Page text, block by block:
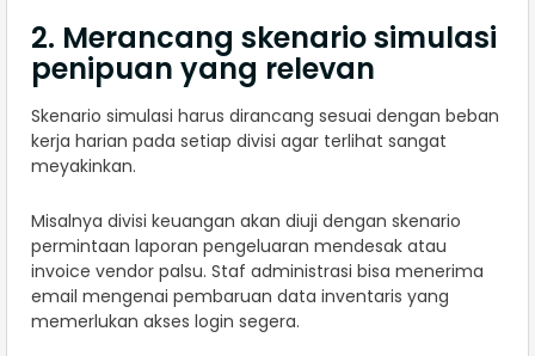
2. Merancang skenario simulasi
penipuan yang relevan
Skenario simulasi harus dirancang sesuai dengan beban
kerja harian pada setiap divisi agar terlihat sangat
meyakinkan.
Misalnya divisi keuangan akan diuji dengan skenario
permintaan laporan pengeluaran mendesak atau
invoice vendor palsu. Staf administrasi bisa menerima
email mengenai pembaruan data inventaris yang
memerlukan akses login segera.